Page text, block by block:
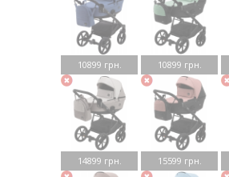
10899 грн. 10899 грн.
14899 грн. 15599 грн.